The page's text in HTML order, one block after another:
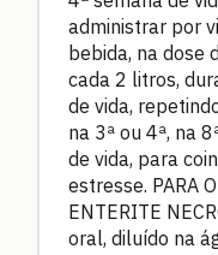
administrar por
bebida, na dose
cada 2 litros,
de vida,
na 3ª ou 4ª, na
de vida, para
estresse. PARA
ENTERITE
oral, diluído na